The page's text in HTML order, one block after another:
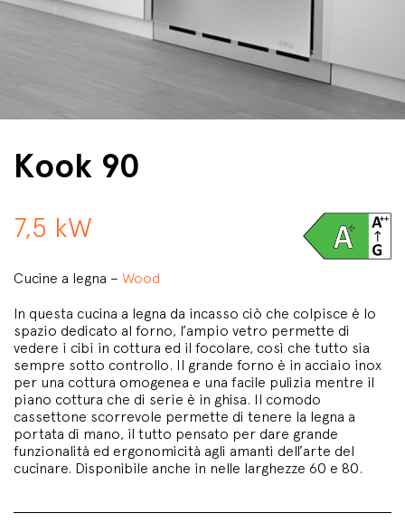
Kook 90
7,5 kW
Cucine a legna – Wood
In questa cucina a legna da incasso ciò che colpisce è lo
spazio dedicato al forno, l’ampio vetro permette di
vedere i cibi in cottura ed il focolare, così che tutto sia
sempre sotto controllo. Il grande forno è in acciaio inox
per una cottura omogenea e una facile pulizia mentre il
piano cottura che di serie è in ghisa. Il comodo
cassettone scorrevole permette di tenere la legna a
portata di mano, il tutto pensato per dare grande
funzionalità ed ergonomicità agli amanti dell’arte del
cucinare. Disponibile anche in nelle larghezze 60 e 80.